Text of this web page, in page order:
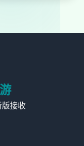
版接收